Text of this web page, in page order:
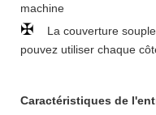
machine
✠
La couverture
pouvez utiliser chaque
Caractéristiques de